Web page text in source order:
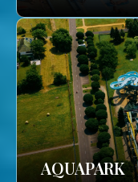
AQUAPARK